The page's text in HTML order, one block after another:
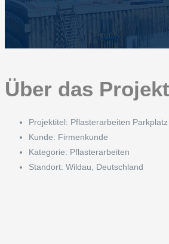
Über das Projekt
Projektitel: Pflasterarbeiten
Kunde: Firmenkunde
Kategorie: Pflasterarbeiten
Standort: Wildau, Deutschland